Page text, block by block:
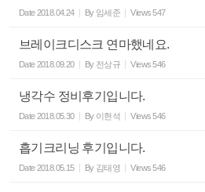
Date2018.04.24 By 임세준 Views 547
브레이크디스크 연마했네요.
Date2018.09.20 By 전상규 Views 546
냉각수 정비후기입니다.
Date2018.05.30 By 이현석 Views 546
흡기크리닝 후기입니다.
Date2018.05.15 By 김태영 Views 546